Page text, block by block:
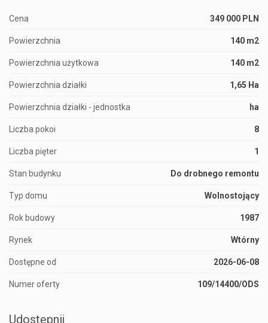
Cena 349 000 PLN
Powierzchnia 140 m2
Powierzchnia użytkowa 140 m2
Powierzchnia działki 1,65 Ha
Powierzchnia działki - jednostka ha
Liczba pokoi 8
Liczba pięter 1
Stan budynku Do drobnego remontu
Typ domu Wolnostojący
Rok budowy 1987
Rynek Wtórny
Dostępne od 2026-06-08
Numer oferty 109/14400/ODS
Udostępnij